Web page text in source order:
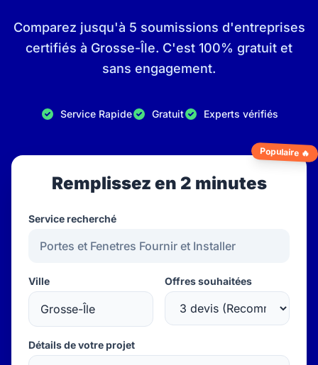
Comparez jusqu'à 5 soumissions d'entreprises
certifiés à Grosse-Île. C'est 100% gratuit et
sans engagement.
Service Rapide Gratuit Experts vérifiés
Populaire 🔥
Remplissez en 2 minutes
Service recherché
Ville Offres souhaitées
Détails de votre projet